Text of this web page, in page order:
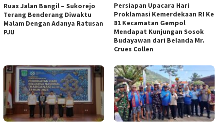
Ruas Jalan Bangil – Sukorejo
Terang Benderang Diwaktu
Malam Dengan Adanya Ratusan
PJU
Persiapan Upacara Hari
Proklamasi Kemerdekaan RI Ke
81 Kecamatan Gempol
Mendapat Kunjungan Sosok
Budayawan dari Belanda Mr.
Crues Collen